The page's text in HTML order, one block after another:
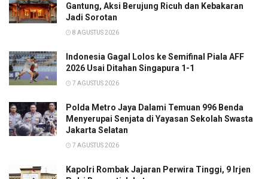
Gantung, Aksi Berujung Ricuh dan Kebakaran
Jadi Sorotan
8 AGUSTUS 2026
Indonesia Gagal Lolos ke Semifinal Piala AFF
2026 Usai Ditahan Singapura 1-1
7 AGUSTUS 2026
Polda Metro Jaya Dalami Temuan 996 Benda
Menyerupai Senjata di Yayasan Sekolah Swasta
Jakarta Selatan
7 AGUSTUS 2026
Kapolri Rombak Jajaran Perwira Tinggi, 9 Irjen